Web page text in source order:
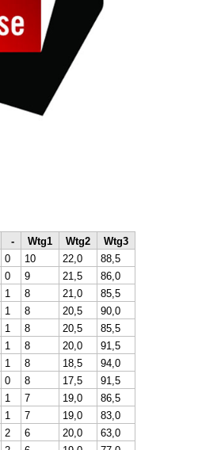
- Wtg1 Wtg2
Wtg3
0 10 22,0
88,5
0 9 21,5
86,0
1 8 21,0
85,5
1 8 20,5
90,0
1 8 20,5
85,5
1 8 20,0
91,5
1 8 18,5
94,0
0 8 17,5
91,5
1 7 19,0
86,5
1 7 19,0
83,0
2 6 20,0
63,0